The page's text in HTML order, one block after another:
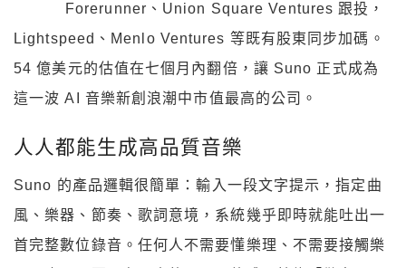
Forerunner、Union Square Ventures 跟投，
Lightspeed、Menlo Ventures 等既有股東同步加碼。
54 億美元的估值在七個月內翻倍，讓 Suno 正式成為
這一波 AI 音樂新創浪潮中市值最高的公司。
人人都能生成高品質音樂
Suno 的產品邏輯很簡單：輸入一段文字提示，指定曲
風、樂器、節奏、歌詞意境，系統幾乎即時就能吐出一
首完整數位錄音。任何人不需要懂樂理、不需要接觸樂